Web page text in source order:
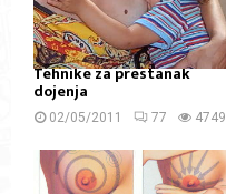
Tehnike za prestanak
dojenja
02/05/2011 77 4749